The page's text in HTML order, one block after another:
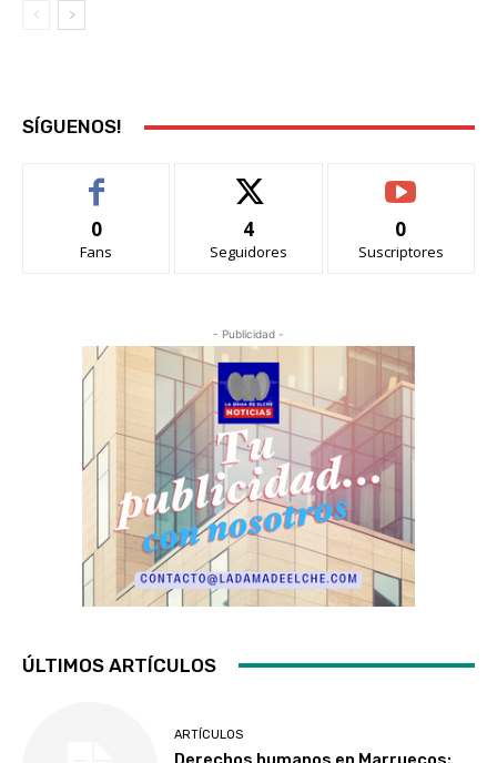
SÍGUENOS!
0
Fans
4
Seguidores
0
Suscriptores
- Publicidad -
ÚLTIMOS ARTÍCULOS
ARTÍCULOS